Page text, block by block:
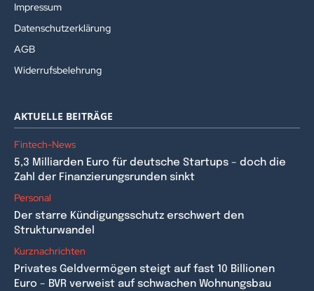
Impressum
Datenschutzerklärung
AGB
Widerrufsbelehrung
AKTUELLE BEITRÄGE
Fintech-News
5,3 Milliarden Euro für deutsche Startups – doch die
Zahl der Finanzierungsrunden sinkt
Personal
Der starre Kündigungsschutz erschwert den
Strukturwandel
Kurznachrichten
Privates Geldvermögen steigt auf fast 10 Billionen
Euro – BVR verweist auf schwachen Wohnungsbau